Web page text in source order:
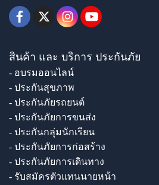
สินค้า และ บริการ ประกันภัย
- อบรมออนไลน์
- ประกันสุขภาพ
- ประกันภัยรถยนต์
- ประกันภัยการขนส่ง
- ประกันกลุ่มนักเรียน
- ประกันภัยการก่อสร้าง
- ประกันภัยการเดินทาง
- รับสมัครตัวแทนนายหน้า